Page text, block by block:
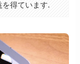
得ています.